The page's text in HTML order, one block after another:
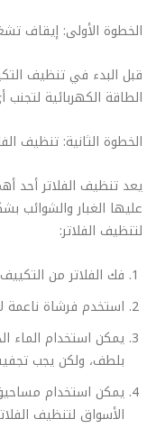
الخطوة الأولى: إيقاف
قبل البدء في تنظيف
الطاقة الكهربائية
الخطوة الثانية: تنظيف
يعد تنظيف الفلاتر أحد
عليها الغبار والشوائب
لتنظيف الفلاتر:
فك الفلاتر من
استخدم فرشاة ناعمة
يمكن استخدام الماء
بلطف، ولكن يجب
يمكن استخدام
الأسواق لتنظيف